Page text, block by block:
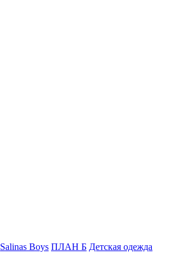
Salinas Boys ПЛАН Б Детская одежда